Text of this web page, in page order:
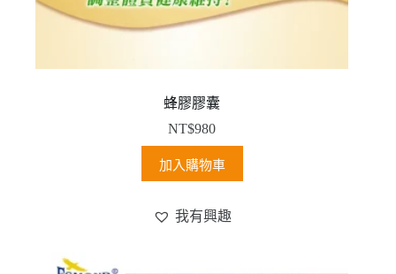
蜂膠膠囊
NT$980
加入購物車
我有興趣